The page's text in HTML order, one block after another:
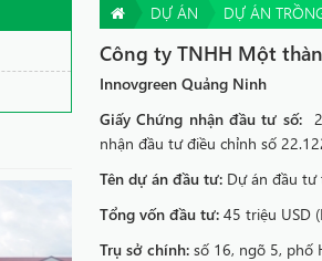
DỰ ÁN DỰ ÁN
Công ty TNHH Một
Innovgreen Quảng Ninh
Giấy Chứng nhận đầu tư số:
nhận đầu tư điều chỉnh số
Tên dự án đầu tư: Dự án đầu tư
Tổng vốn đầu tư: 45 triệu USD
Trụ sở chính: số 16, ngõ 5, phố